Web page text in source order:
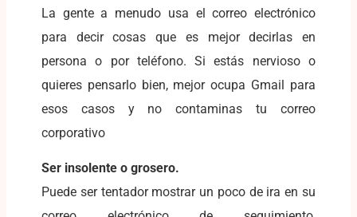
La gente a menudo usa el correo electrónico
para decir cosas que es mejor decirlas en
persona o por teléfono. Si estás nervioso o
quieres pensarlo bien, mejor ocupa Gmail para
esos casos y no contaminas tu correo
corporativo
Ser insolente o grosero.
Puede ser tentador mostrar un poco de ira en su